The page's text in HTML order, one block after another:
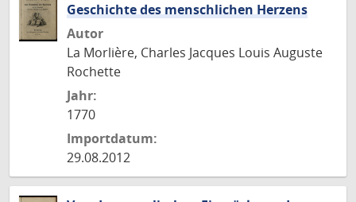
Geschichte des menschlichen Herzens
Autor
La Morlière, Charles Jacques Louis Auguste
Rochette
Jahr:
1770
Importdatum:
29.08.2012